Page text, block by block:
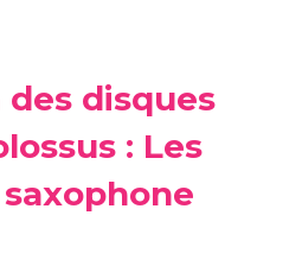
disques
: Les